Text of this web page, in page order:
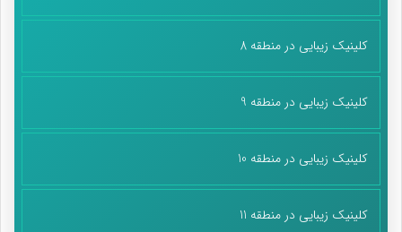
کلینیک زیبایی در منطقه 8
کلینیک زیبایی در منطقه 9
کلینیک زیبایی در منطقه 10
کلینیک زیبایی در منطقه 11